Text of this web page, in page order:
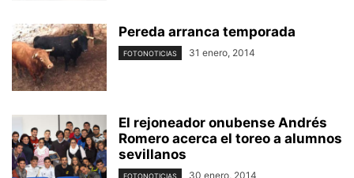
Pereda arranca temporada
FOTONOTICIAS 31 enero, 2014
El rejoneador onubense Andrés
Romero acerca el toreo a alumnos
sevillanos
FOTONOTICIAS 30 enero, 2014